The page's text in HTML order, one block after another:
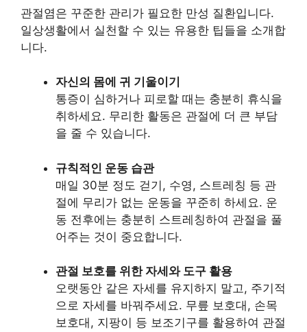
관절염은 꾸준한 관리가 필요한 만성 질환입니다.
일상생활에서 실천할 수 있는 유용한 팁들을 소개합
니다.
자신의 몸에 귀 기울이기
통증이 심하거나 피로할 때는 충분히 휴식을
취하세요. 무리한 활동은 관절에 더 큰 부담
을 줄 수 있습니다.
규칙적인 운동 습관
매일 30분 정도 걷기, 수영, 스트레칭 등 관
절에 무리가 없는 운동을 꾸준히 하세요. 운
동 전후에는 충분히 스트레칭하여 관절을 풀
어주는 것이 중요합니다.
관절 보호를 위한 자세와 도구 활용
오랫동안 같은 자세를 유지하지 말고, 주기적
으로 자세를 바꿔주세요. 무릎 보호대, 손목
보호대, 지팡이 등 보조기구를 활용하여 관절